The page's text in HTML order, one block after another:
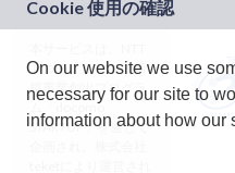
ドコモグループの新
規事業創出プログラ
ム「docomo
STARTUP」を通じて
On our website we use
necessary for our site to
information about how our